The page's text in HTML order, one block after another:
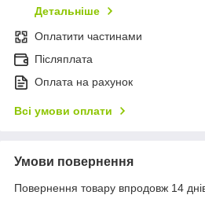
Детальніше
Оплатити частинами
Післяплата
Оплата на рахунок
Всі умови оплати
Умови повернення
Повернення товару впродовж 14